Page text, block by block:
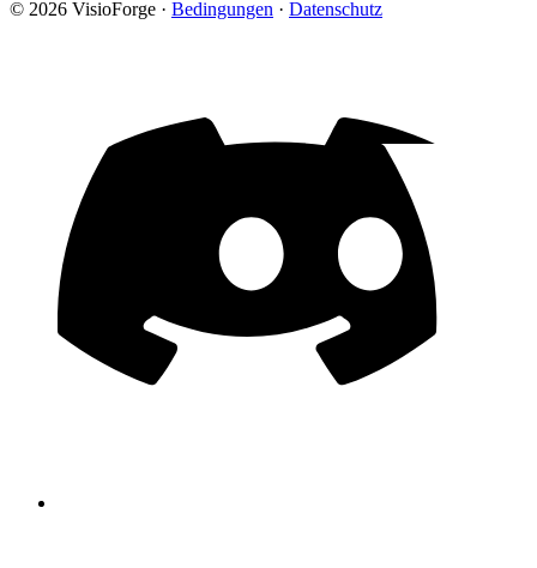
© 2026 VisioForge · Bedingungen · Datenschutz